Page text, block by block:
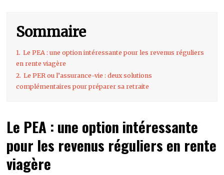
Sommaire
1. Le PEA : une option intéressante pour les revenus réguliers
en rente viagère
2. Le PER ou l’assurance-vie : deux solutions
complémentaires pour préparer sa retraite
Le PEA : une option intéressante
pour les revenus réguliers en rente
viagère